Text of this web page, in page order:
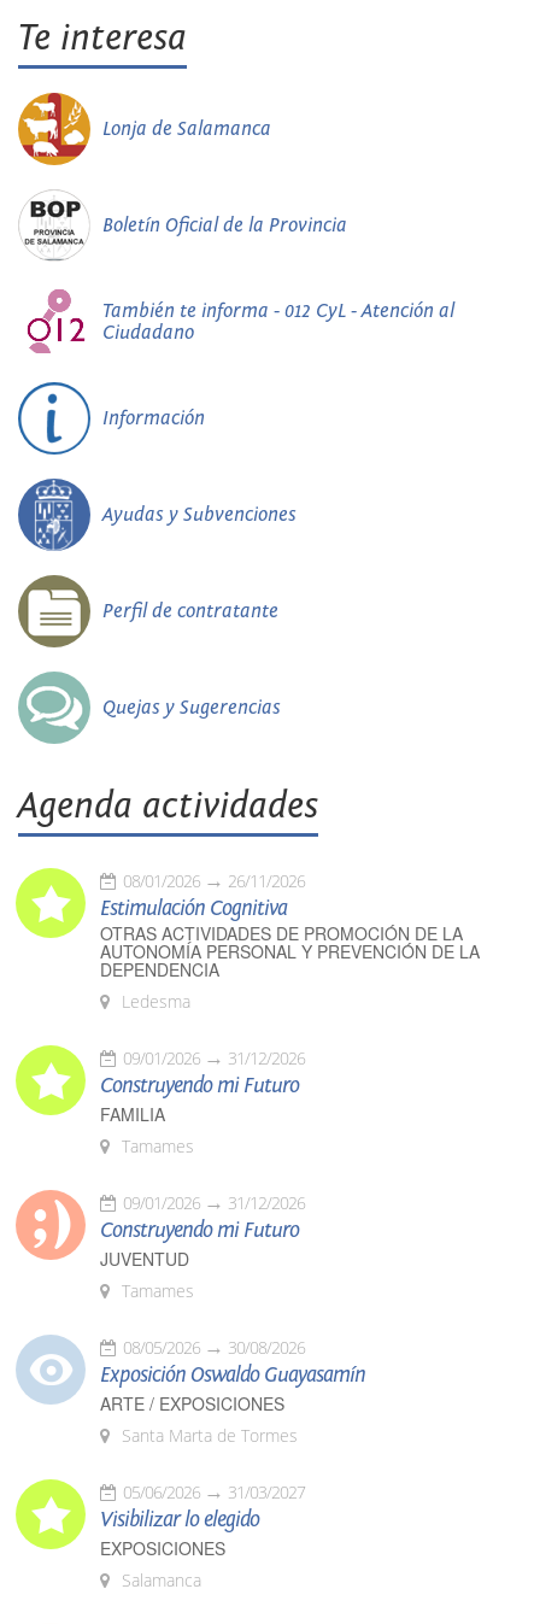
Te interesa
Lonja de Salamanca
Boletín Oficial de la Provincia
También te informa - 012 CyL - Atención al
Ciudadano
Información
Ayudas y Subvenciones
Perfil de contratante
Quejas y Sugerencias
Agenda actividades
08/01/2026 26/11/2026
Estimulación Cognitiva
OTRAS ACTIVIDADES DE PROMOCIÓN DE LA
AUTONOMÍA PERSONAL Y PREVENCIÓN DE LA
DEPENDENCIA
Ledesma
09/01/2026 31/12/2026
Construyendo mi Futuro
FAMILIA
Tamames
09/01/2026 31/12/2026
Construyendo mi Futuro
JUVENTUD
Tamames
08/05/2026 30/08/2026
Exposición Oswaldo Guayasamín
ARTE / EXPOSICIONES
Santa Marta de Tormes
05/06/2026 31/03/2027
Visibilizar lo elegido
EXPOSICIONES
Salamanca